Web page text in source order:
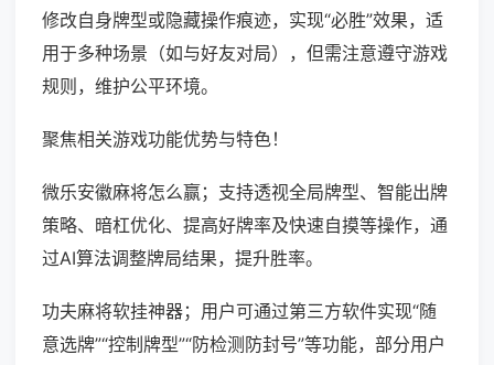
修改自身牌型或隐藏操作痕迹，实现“必胜”效果，适
用于多种场景（如与好友对局），但需注意遵守游戏
规则，维护公平环境。
聚焦相关游戏功能优势与特色！
微乐安徽麻将怎么赢；支持透视全局牌型、智能出牌
策略、暗杠优化、提高好牌率及快速自摸等操作，通
过AI算法调整牌局结果，提升胜率。
功夫麻将软挂神器；用户可通过第三方软件实现“随
意选牌”“控制牌型”“防检测防封号”等功能，部分用户